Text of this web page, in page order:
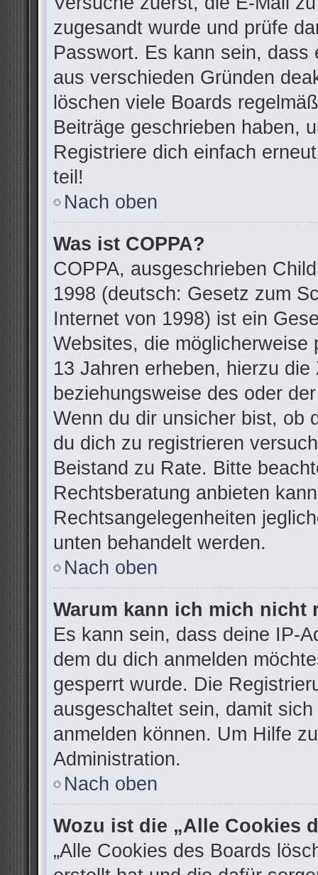
zugesandt wurde und prüfe
Passwort. Es kann sein, dass
aus verschieden Gründen
löschen viele Boards
Beiträge geschrieben haben,
Registriere dich einfach
teil!
Nach oben
Was ist COPPA?
COPPA, ausgeschrieben
1998 (deutsch: Gesetz zum
Internet von 1998) ist ein
Websites, die
13 Jahren erheben, hierzu
beziehungsweise des oder
Wenn du dir unsicher bist, ob
du dich zu registrieren
Beistand zu Rate. Bitte
Rechtsberatung anbieten
Rechtsangelegenheiten
unten behandelt werden.
Nach oben
Warum kann ich mich nicht
Es kann sein, dass deine IP-
dem du dich anmelden
gesperrt wurde. Die
ausgeschaltet sein, damit
anmelden können. Um Hilfe
Administration.
Nach oben
Wozu ist die „Alle Cookies
„Alle Cookies des Boards